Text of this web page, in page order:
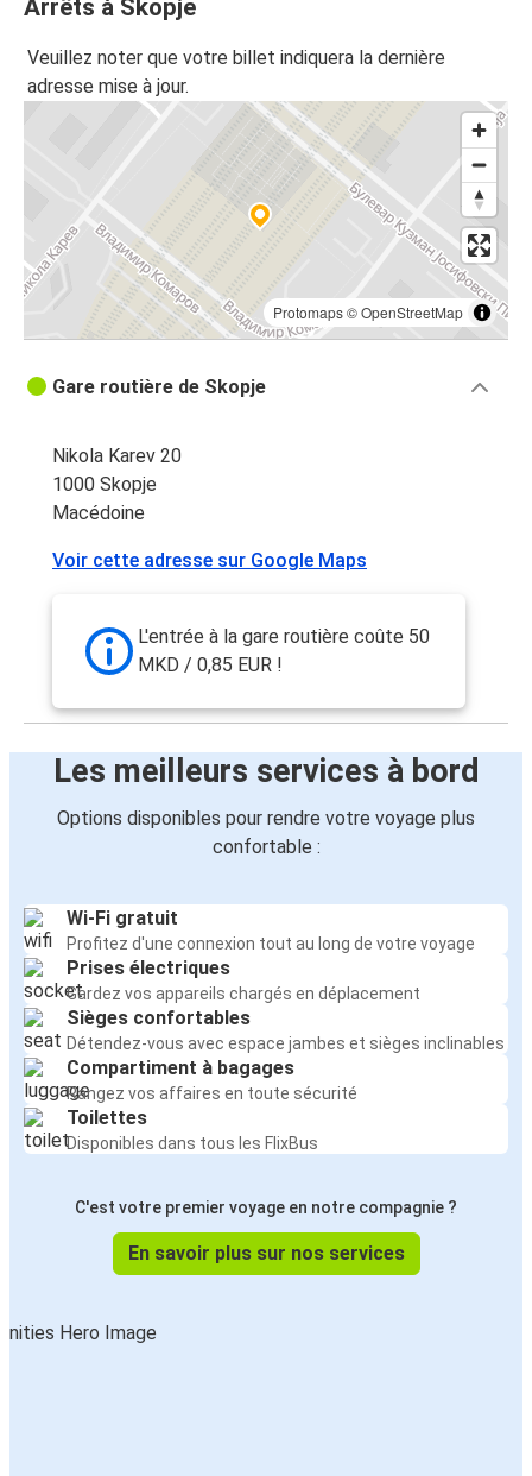
Nich
Nich
Zagreb
Skopje
Skopje
Zagreb
Vienne
Skopje
Tetovo
Ljubljana
Skopje
Ljubljana
Skopje
Vranje
Skopje
Skopje
Zurich
Zurich
Skopje
Vlore
Lyon
Arrêts à Skopje
Veuillez noter que votre billet indiquera la dernière
adresse mise à jour.
Protomaps©OpenStreetMap
Gare routière de Skopje
Nikola Karev 20
1000 Skopje
Macédoine
Voir cette adresse sur Google Maps
L'entrée à la gare routière coûte 50
MKD / 0,85 EUR !
Les meilleurs services à bord
Options disponibles pour rendre votre voyage plus
confortable :
Wi-Fi gratuit
Profitez d'une connexion tout au long de votre voyage
Prises électriques
Gardez vos appareils chargés en déplacement
Sièges confortables
Détendez-vous avec espace jambes et sièges inclinables
Compartiment à bagages
Rangez vos affaires en toute sécurité
Toilettes
Disponibles dans tous les FlixBus
C'est votre premier voyage en notre compagnie ?
En savoir plus sur nos services